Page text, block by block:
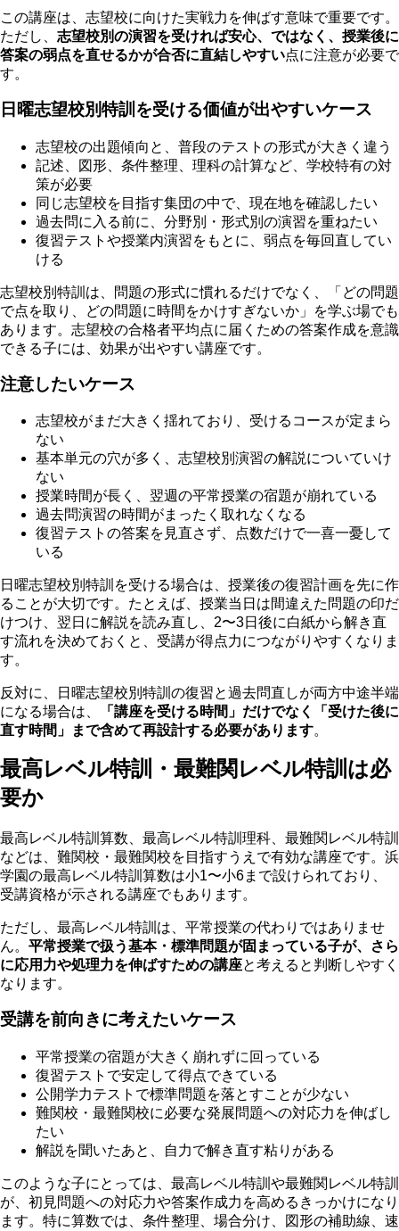
この講座は、志望校に向けた実戦力を伸ばす意味で重要です。
ただし、 志望校別の演習を受ければ安心、ではなく、授業後に
答案の弱点を直せるかが合否に直結しやすい点に注意が必要で
す。
日曜志望校別特訓を受ける価値が出やすいケース
志望校の出題傾向と、普段のテストの形式が大きく違う
記述、図形、条件整理、理科の計算など、学校特有の対
策が必要
同じ志望校を目指す集団の中で、現在地を確認したい
過去問に入る前に、分野別・形式別の演習を重ねたい
復習テストや授業内演習をもとに、弱点を毎回直してい
ける
志望校別特訓は、問題の形式に慣れるだけでなく、「どの問題
で点を取り、どの問題に時間をかけすぎないか」を学ぶ場でも
あります。志望校の合格者平均点に届くための答案作成を意識
できる子には、効果が出やすい講座です。
注意したいケース
志望校がまだ大きく揺れており、受けるコースが定まら
ない
基本単元の穴が多く、志望校別演習の解説についていけ
ない
授業時間が長く、翌週の平常授業の宿題が崩れている
過去問演習の時間がまったく取れなくなる
復習テストの答案を見直さず、点数だけで一喜一憂して
いる
日曜志望校別特訓を受ける場合は、授業後の復習計画を先に作
ることが大切です。たとえば、授業当日は間違えた問題の印だ
けつけ、翌日に解説を読み直し、2〜3日後に白紙から解き直
す流れを決めておくと、受講が得点力につながりやすくなりま
す。
反対に、日曜志望校別特訓の復習と過去問直しが両方中途半端
になる場合は、
「講座を受ける時間」だけでなく「受けた後に
直す時間」まで含めて再設計する必要があります。
最高レベル特訓・最難関レベル特訓は必
要か
最高レベル特訓算数、最高レベル特訓理科、最難関レベル特訓
などは、難関校・最難関校を目指すうえで有効な講座です。浜
学園の最高レベル特訓算数は小1〜小6まで設けられており、
受講資格が示される講座でもあります。
ただし、最高レベル特訓は、平常授業の代わりではありませ
ん。 平常授業で扱う基本・標準問題が固まっている子が、さら
に応用力や処理力を伸ばすための講座と考えると判断しやすく
なります。
受講を前向きに考えたいケース
平常授業の宿題が大きく崩れずに回っている
復習テストで安定して得点できている
公開学力テストで標準問題を落とすことが少ない
難関校・最難関校に必要な発展問題への対応力を伸ばし
たい
解説を聞いたあと、自力で解き直す粘りがある
このような子にとっては、最高レベル特訓や最難関レベル特訓
が、初見問題への対応力や答案作成力を高めるきっかけになり
ます。特に算数では、条件整理、場合分け、図形の補助線、速